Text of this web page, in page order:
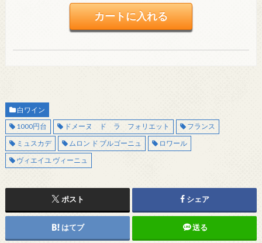
白ワイン
1000円台
ドメーヌ ド ラ フォリエット
フランス
ミュスカデ
ムロン ド ブルゴーニュ
ロワール
ヴィエイユ ヴィーニュ
ポスト シェア
はてブ 送る